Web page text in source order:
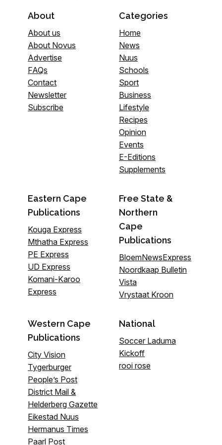
About
About us
About Novus
Advertise
FAQs
Contact
Newsletter
Subscribe
Categories
Home
News
Nuus
Schools
Sport
Business
Lifestyle
Recipes
Opinion
Events
E-Editions
Supplements
Eastern Cape
Publications
Kouga Express
Mthatha Express
PE Express
UD Express
Komani-Karoo
Express
Free State &
Northern
Cape
Publications
BloemNewsExpress
Noordkaap Bulletin
Vista
Vrystaat Kroon
Western Cape
Publications
City Vision
Tygerburger
People’s Post
District Mail &
Helderberg Gazette
Eikestad Nuus
Hermanus Times
Paarl Post
National
Soccer Laduma
Kickoff
rooi rose